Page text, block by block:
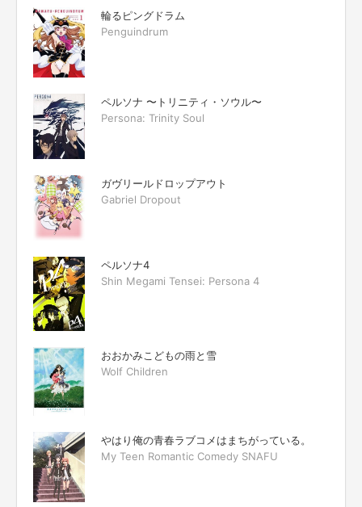
輪るピングドラム
Penguindrum
ペルソナ 〜トリニティ・ソウル〜
Persona: Trinity Soul
ガヴリールドロップアウト
Gabriel Dropout
ペルソナ4
Shin Megami Tensei: Persona 4
おおかみこどもの雨と雪
Wolf Children
やはり俺の青春ラブコメはまちがっている。
My Teen Romantic Comedy SNAFU